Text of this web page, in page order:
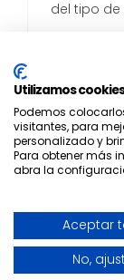
del tipo
Utilizamos cookies
Podemos
visitantes, para
personalizado y
Para obtener más
abra la
Aceptar
No,